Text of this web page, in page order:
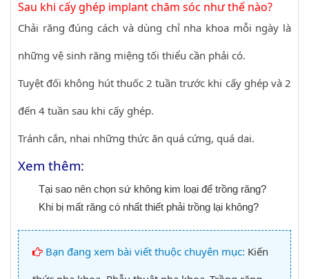
Sau khi cấy ghép implant chăm sóc như thế nào?
Chải răng đúng cách và dùng chỉ nha khoa mỗi ngày là
những vệ sinh răng miệng tối thiểu cần phải có.
Tuyệt đối không hút thuốc 2 tuần trước khi cấy ghép và 2
đến 4 tuần sau khi cấy ghép.
Tránh cắn, nhai những thức ăn quá cứng, quá dai.
Xem thêm:
Tại sao nên chọn sứ không kim loại để trồng răng?
Khi bị mất răng có nhất thiết phải trồng lại không?
Bạn đang xem bài viết thuộc chuyên mục: Kiến